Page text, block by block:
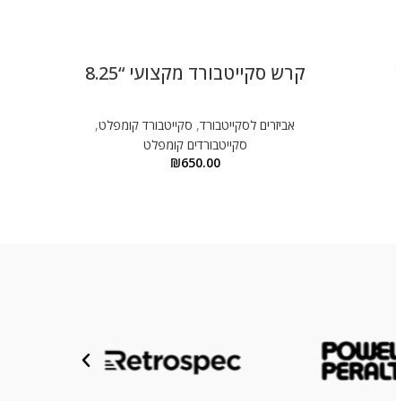
קרש סקייטבורד מקצועי “8.25
אביזרים לסקייטבורד, סקייטבורד קומפלט,
סקייטבורדים קומפלט
₪650.00